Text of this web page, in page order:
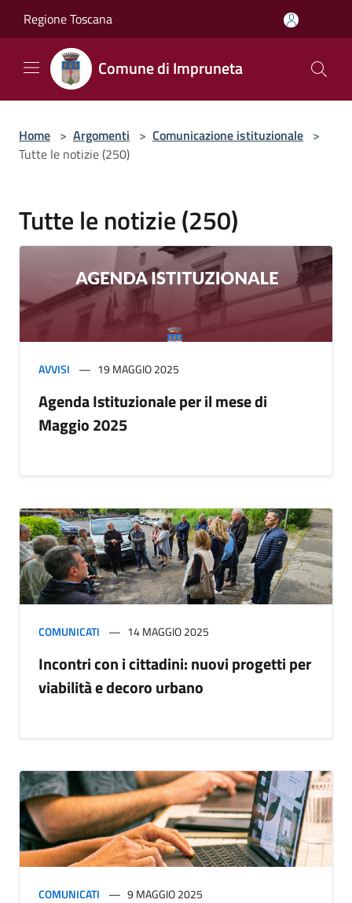
Regione Toscana
Comune di Impruneta
Home > Argomenti > Comunicazione istituzionale >
Tutte le notizie (250)
Tutte le notizie (250)
AVVISI 19 MAGGIO 2025
Agenda Istituzionale per il mese di
Maggio 2025
COMUNICATI 14 MAGGIO 2025
Incontri con i cittadini: nuovi progetti per
viabilità e decoro urbano
COMUNICATI 9 MAGGIO 2025